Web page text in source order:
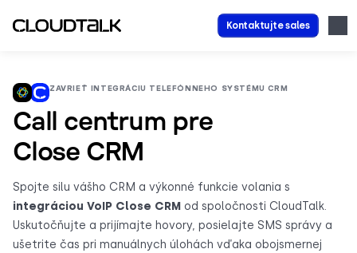
Kontaktujte sales
ZAVRIEŤ INTEGRÁCIU TELEFÓNNEHO SYSTÉMU CRM
Call centrum pre
Close CRM
Spojte silu vášho CRM a výkonné funkcie volania s
integráciou VoIP Close CRM od spoločnosti CloudTalk.
Uskutočňujte a prijímajte hovory, posielajte SMS správy a
ušetrite čas pri manuálnych úlohách vďaka obojsmernej